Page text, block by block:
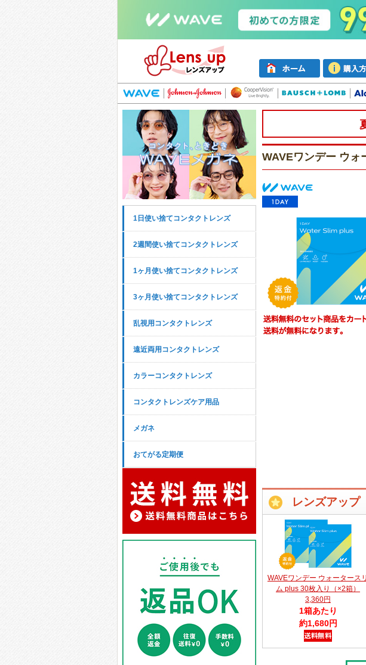
1日使い捨てコンタクトレンズ
2週間使い捨てコンタクトレンズ
1ヶ月使い捨てコンタクトレンズ
3ヶ月使い捨てコンタクトレンズ
乱視用コンタクトレンズ
遠近両用コンタクトレンズ
カラーコンタクトレンズ
コンタクトレンズケア用品
メガネ
おてがる定期便
WAVEワンデー ウォ
レンズアッ
WAVEワンデー ウォータースリ
ム plus 30枚入り（×2箱）
3,360円
1箱あたり
約1,680円